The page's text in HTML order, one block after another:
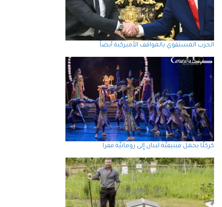
الحزب المستقوي بالمواقف الأميركية أيضاً
كركلَّا يحمل فينيقيَّة لبنان إِلى رومانيَّة فقرا